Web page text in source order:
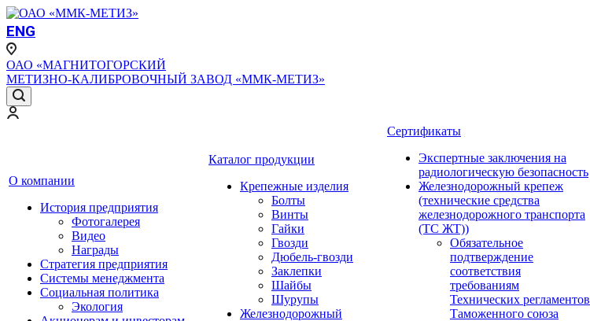
ENG
ОАО «МАГНИТОГОРСКИЙ
МЕТИЗНО-КАЛИБРОВОЧНЫЙ ЗАВОД «ММК-МЕТИЗ»
О компании
История предприятия
Фотогалерея
Видео
Награды
Стратегия предприятия
Системы менеджмента
Социальная политика
Экология
Каталог продукции
Крепежные изделия
Болты
Винты
Гайки
Гвозди
Дюбель-гвозди
Заклепки
Шайбы
Шурупы
Железнодорожный
Сертификаты
Экспертные заключения на
радиологическую безопасность
Железнодорожный крепеж
(технические средства
железнодорожного транспорта
(ТС ЖТ))
Обязательное
подтверждение
соответствия
требованиям
Технических регламентов
Таможенного союза